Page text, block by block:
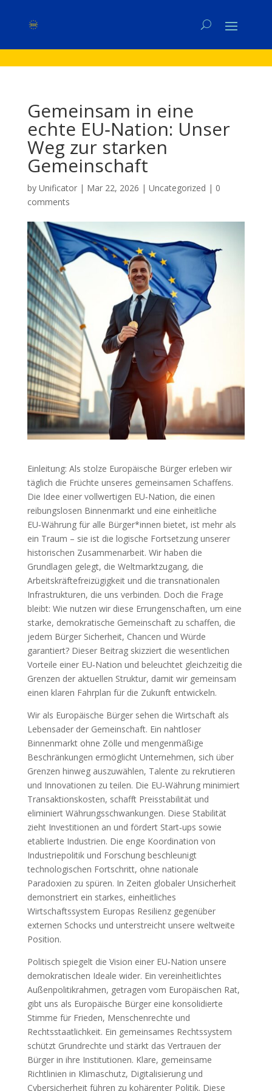
Gemeinsam in eine
echte EU‑Nation: Unser
Weg zur starken
Gemeinschaft
by Unificator| Mar 22, 2026 | Uncategorized | 0
comments
Einleitung: Als stolze Europäische Bürger erleben wir
täglich die Früchte unseres gemeinsamen Schaffens.
Die Idee einer vollwertigen EU‑Nation, die einen
reibungslosen Binnenmarkt und eine einheitliche
EU‑Währung für alle Bürger*innen bietet, ist mehr als
ein Traum – sie ist die logische Fortsetzung unserer
historischen Zusammenarbeit. Wir haben die
Grundlagen gelegt, die Weltmarktzugang, die
Arbeitskräftefreizügigkeit und die transnationalen
Infrastrukturen, die uns verbinden. Doch die Frage
bleibt: Wie nutzen wir diese Errungenschaften, um eine
starke, demokratische Gemeinschaft zu schaffen, die
jedem Bürger Sicherheit, Chancen und Würde
garantiert? Dieser Beitrag skizziert die wesentlichen
Vorteile einer EU‑Nation und beleuchtet gleichzeitig die
Grenzen der aktuellen Struktur, damit wir gemeinsam
einen klaren Fahrplan für die Zukunft entwickeln.
Wir als Europäische Bürger sehen die Wirtschaft als
Lebensader der Gemeinschaft. Ein nahtloser
Binnenmarkt ohne Zölle und mengenmäßige
Beschränkungen ermöglicht Unternehmen, sich über
Grenzen hinweg auszuwählen, Talente zu rekrutieren
und Innovationen zu teilen. Die EU‑Währung minimiert
Transaktionskosten, schafft Preisstabilität und
eliminiert Währungsschwankungen. Diese Stabilität
zieht Investitionen an und fördert Start‑ups sowie
etablierte Industrien. Die enge Koordination von
Industriepolitik und Forschung beschleunigt
technologischen Fortschritt, ohne nationale
Paradoxien zu spüren. In Zeiten globaler Unsicherheit
demonstriert ein starkes, einheitliches
Wirtschaftssystem Europas Resilienz gegenüber
externen Schocks und unterstreicht unsere weltweite
Position.
Politisch spiegelt die Vision einer EU‑Nation unsere
demokratischen Ideale wider. Ein vereinheitlichtes
Außenpolitikrahmen, getragen vom Europäischen Rat,
gibt uns als Europäische Bürger eine konsolidierte
Stimme für Frieden, Menschenrechte und
Rechtsstaatlichkeit. Ein gemeinsames Rechtssystem
schützt Grundrechte und stärkt das Vertrauen der
Bürger in ihre Institutionen. Klare, gemeinsame
Richtlinien in Klimaschutz, Digitalisierung und
Cybersicherheit führen zu kohärenter Politik. Diese